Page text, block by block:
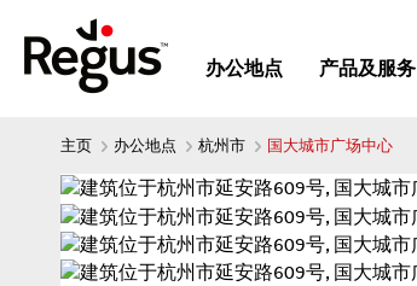
办公地点 产品及服务
主页 办公地点 杭州市 国大城市广场中心